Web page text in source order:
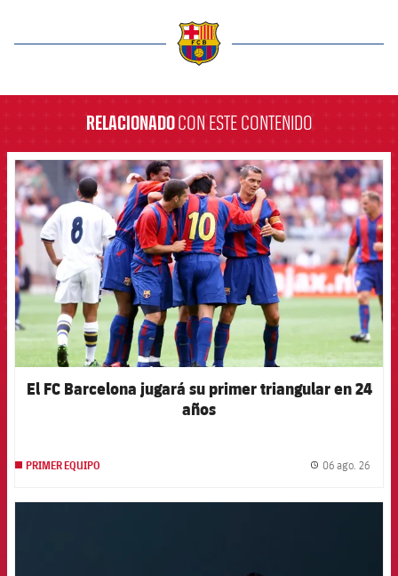
RELACIONADOCON ESTE CONTENIDO
FCB Barcelona badge
El FC Barcelona jugará su primer triangular en 24
años
PRIMER EQUIPO 06 ago. 26